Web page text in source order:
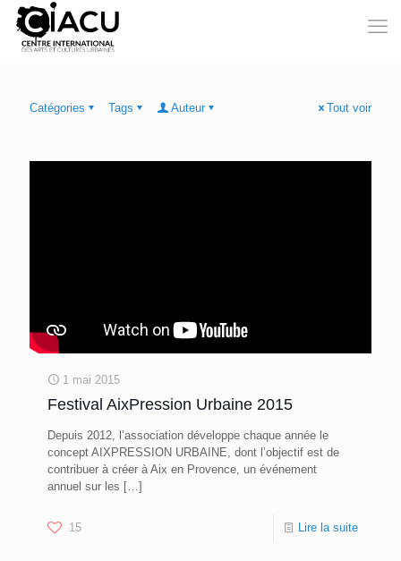
Catégories Tags Auteur Tout voir
1 mai 2015
Festival AixPression Urbaine 2015
Depuis 2012, l’association développe chaque année le
concept AIXPRESSION URBAINE, dont l’objectif est de
contribuer à créer à Aix en Provence, un événement
annuel sur les […]
15 Lire la suite